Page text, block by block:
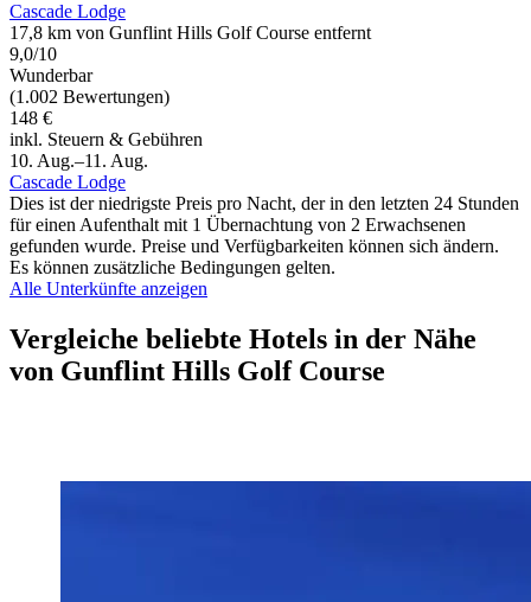
Cascade Lodge
17,8 km von Gunflint Hills Golf Course entfernt
9,0/10
Wunderbar
(1.002 Bewertungen)
148 €
inkl. Steuern & Gebühren
10. Aug.–11. Aug.
Cascade Lodge
Dies ist der niedrigste Preis pro Nacht, der in den letzten 24 Stunden
für einen Aufenthalt mit 1 Übernachtung von 2 Erwachsenen
gefunden wurde. Preise und Verfügbarkeiten können sich ändern.
Es können zusätzliche Bedingungen gelten.
Alle Unterkünfte anzeigen
Vergleiche beliebte Hotels in der Nähe
von Gunflint Hills Golf Course